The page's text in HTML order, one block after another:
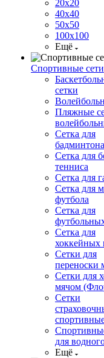
20х20
40х40
50х50
100х100
Ещё
Спортивные сети
сетки
Пляжные
Сетка для
бадминтона
Сетка для
тенниса
Сетка для
Сетка для
футбола
Сетка для
Сетка для
хоккейных
Сетки для
переноски
Сетки для
мячом
Сетки
для
Ещё